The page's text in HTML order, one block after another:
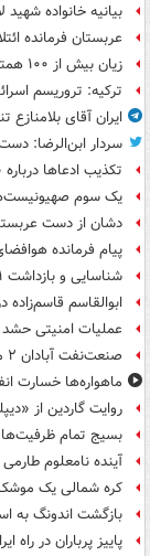
بیانیه خانواده
عربستان فرمانده
زیان بیش از ۱۰۰ همتی به صندوق‌ بازنشستگی نفت
ترکیه: تروریسم
ایران آقای بلامنازع
سردار ابن‌الرضا:
تکذیب ادعاها
یک‌ سوم
دشان از دست
پیام فرمانده
شناسایی و بازداشت ۲۱مزدور موساد در کرمان
ابوالقاسم
عملیات امنیتی
صنعت‌نفت آبادان ۲ مدافع جدید جذب کرد
ماهواره‌ها خسارت
روایت گاردین از
بسیج تمام ظرفیت‌ها
آینده نامعلوم
کره شمالی یک
بازگشت اندونگ به
پاییز پرباران در راه